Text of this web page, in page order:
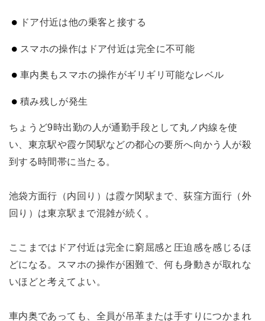
ドア付近は他の乗客と接する
スマホの操作はドア付近は完全に不可能
車内奥もスマホの操作がギリギリ可能なレベル
積み残しが発生
ちょうど9時出勤の人が通勤手段として丸ノ内線を使
い、東京駅や霞ケ関駅などの都心の要所へ向かう人が殺
到する時間帯に当たる。
池袋方面行（内回り）は霞ケ関駅まで、荻窪方面行（外
回り）は東京駅まで混雑が続く。
ここまではドア付近は完全に窮屈感と圧迫感を感じるほ
どになる。スマホの操作が困難で、何も身動きが取れな
いほどと考えてよい。
車内奥であっても、全員が吊革または手すりにつかまれ